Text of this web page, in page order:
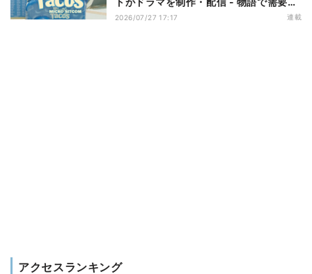
演出する小売メディア
2026/07/27 17:17 連載
アクセスランキング